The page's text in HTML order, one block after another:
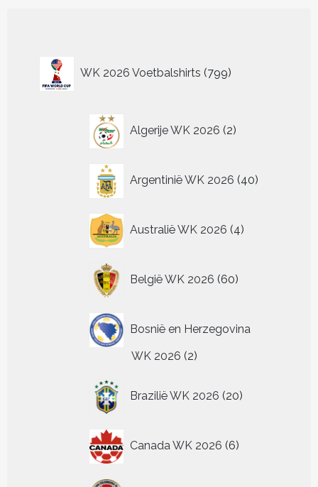
WK 2026 Voetbalshirts 799
producten
Algerije WK 2026 2
producten
Argentinië WK 2026 40
producten
Australië WK 2026 4
producten
België WK 2026 60
producten
Bosnië en Herzegovina
WK 2026 22
Brazilië WK 2026 20
producten
Canada WK 2026 6
producten